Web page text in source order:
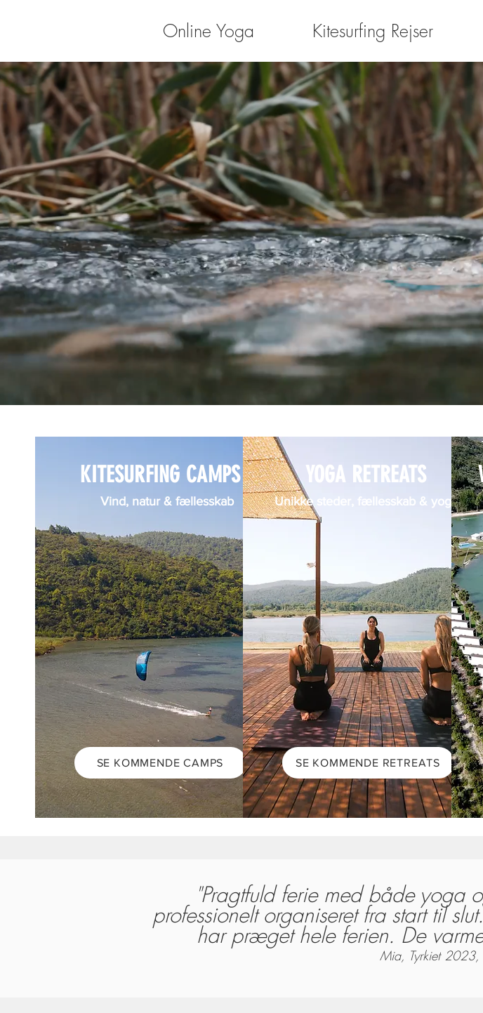
Online Yoga Kitesurfing Rejser
KITESURFING CAMPS
Vind, natur & fællesskab
SE KOMMENDE CAMPS
YOGA RETREATS
Unikke steder, fællesskab & yoga
SE KOMMENDE RETREATS
"Pragtfuld ferie med både yoga
professionelt organiseret fra start til
har præget hele ferien. De
Mia, Tyrkiet